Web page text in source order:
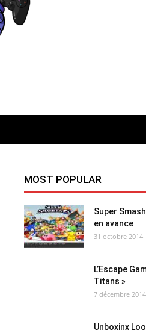
MOST POPULAR
Super
en avance
31 octobre 2014
L’Escape
Titans »
7 décembre 2014
Unboxinx